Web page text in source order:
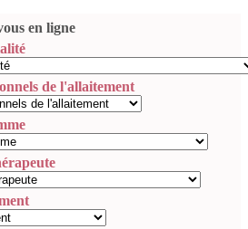
en ligne
de l'allaitement